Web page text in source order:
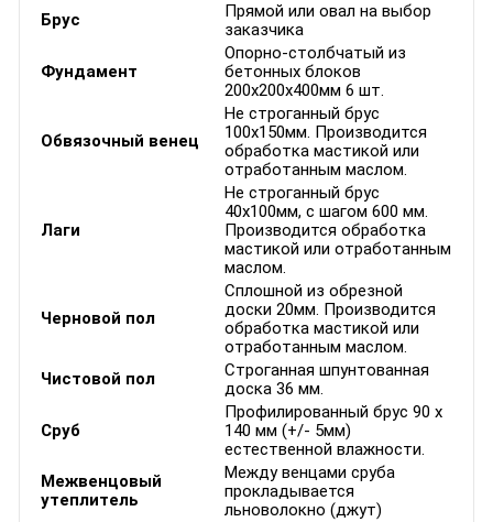
Брус
Прямой или овал на выбор
заказчика
Фундамент
Опорно-столбчатый из
бетонных блоков
200х200х400мм 6 шт.
Обвязочный венец
Не строганный брус
100х150мм. Производится
обработка мастикой или
отработанным маслом.
Лаги
Не строганный брус
40х100мм, с шагом 600 мм.
Производится обработка
мастикой или отработанным
маслом.
Черновой пол
Сплошной из обрезной
доски 20мм. Производится
обработка мастикой или
отработанным маслом.
Чистовой пол
Строганная шпунтованная
доска 36 мм.
Сруб
Профилированный брус 90 х
140 мм (+/- 5мм)
естественной влажности.
Межвенцовый
утеплитель
Между венцами сруба
прокладывается
льноволокно (джут)